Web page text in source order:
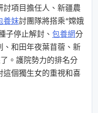
討項目擔任人、新疆農
養妹討團隊將搭乘“嫦娥
子停止解封、 包養網分
、和田年夜葉苜蓿、新
。護院勢力的排名分
這個獨生女的重視和喜